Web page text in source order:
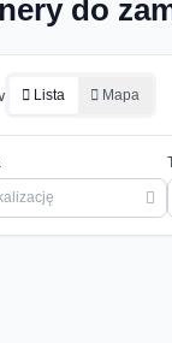
do
Lista Mapa